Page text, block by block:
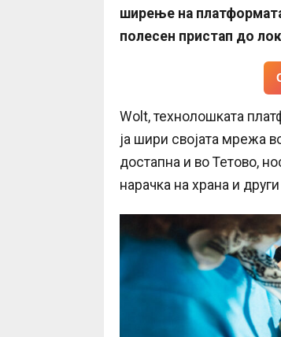
ширење на
полесен пристап до
Wolt, технолошката
ја шири својата мрежа
достапна и во Тетово,
нарачка на храна и